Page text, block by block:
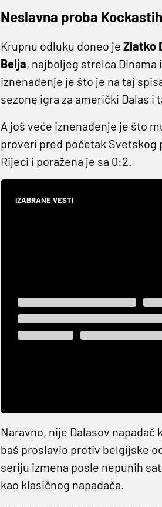
Neslavna proba
Krupnu odluku doneo je Zlatko
Belja, najboljeg strelca
iznenađenje je što je na taj
sezone igra za američki Dalas i
A još veće iznenađenje je što
proveri pred početak Svetskog
Rijeci i poražena je sa 0:2.
IZABRANE VESTI
Naravno, nije Dalasov
baš proslavio protiv belgijske
seriju izmena posle nepunih
kao klasičnog napadača.